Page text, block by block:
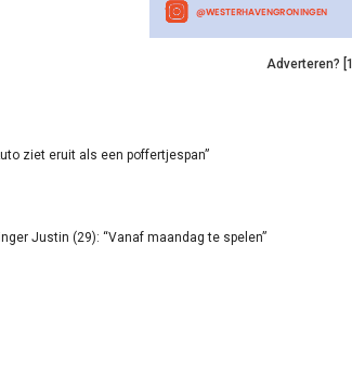
Adverteren? [1]
ziet eruit als een poffertjespan”
Justin (29): “Vanaf maandag te spelen”